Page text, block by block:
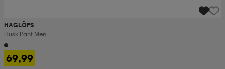
HAGLÖFS
Husk Pant Men
69,99